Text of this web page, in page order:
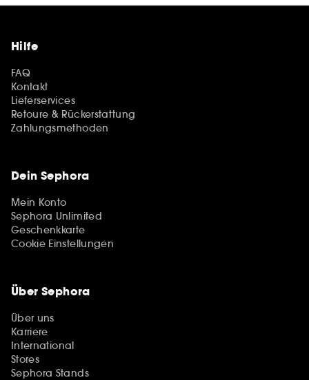
Hilfe
FAQ
Kontakt
Lieferservices
Retoure & Rückerstattung
Zahlungsmethoden
Dein Sephora
Mein Konto
Sephora Unlimited
Geschenkkarte
Cookie Einstellungen
Über Sephora
Über uns
Karriere
International
Stores
Sephora Stands